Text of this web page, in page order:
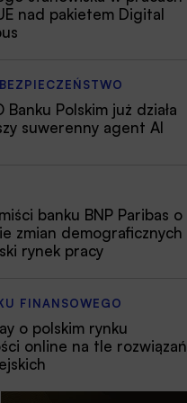
UE nad pakietem Digital
Banku Polskim już działa
suwerenny agent AI
banku BNP Paribas o
zmian demograficznych
rynek pracy
FINANSOWEGO
o polskim rynku
online na tle rozwiązań